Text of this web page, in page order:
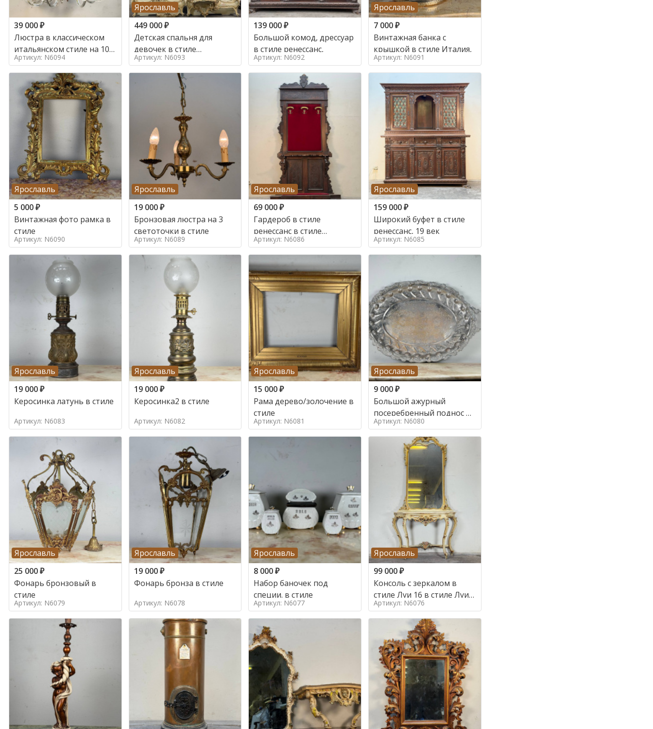
39 000₽
Люстра в классическом
итальянском стиле на 10
ламп. в стиле
Артикул: N6094
Ярославль
449 000₽
Детская спальня для
девочек в стиле
итальянского барокко в
стиле
Артикул: N6093
139 000₽
Большой комод, дрессуар
в стиле ренессанс,
Артикул: N6092
Ярославль
7 000₽
Винтажная банка с
крышкой в стиле Италия,
Артикул: N6091
Ярославль
5 000₽
Винтажная фото рамка в
стиле
Артикул: N6090
Ярославль
19 000₽
Бронзовая люстра на 3
светоточки в стиле
Артикул: N6089
Ярославль
69 000₽
Гардероб в стиле
ренессанс в стиле
ренессанс,
Артикул: N6086
Ярославль
159 000₽
Широкий буфет в стиле
ренессанс, 19 век
Артикул: N6085
Ярославль
19 000₽
Керосинка латунь в стиле
Артикул: N6083
Ярославль
19 000₽
Керосинка2 в стиле
Артикул: N6082
Ярославль
15 000₽
Рама дерево/золочение в
стиле
Артикул: N6081
Ярославль
9 000₽
Большой ажурный
посеребренный поднос в
стиле
Артикул: N6080
Ярославль
25 000₽
Фонарь бронзовый в
стиле
Артикул: N6079
Ярославль
19 000₽
Фонарь бронза в стиле
Артикул: N6078
Ярославль
8 000₽
Набор баночек под
специи. в стиле
Артикул: N6077
Ярославль
99 000₽
Консоль с зеркалом в
стиле Луи 16 в стиле Луи
16, Италия,
Артикул: N6076